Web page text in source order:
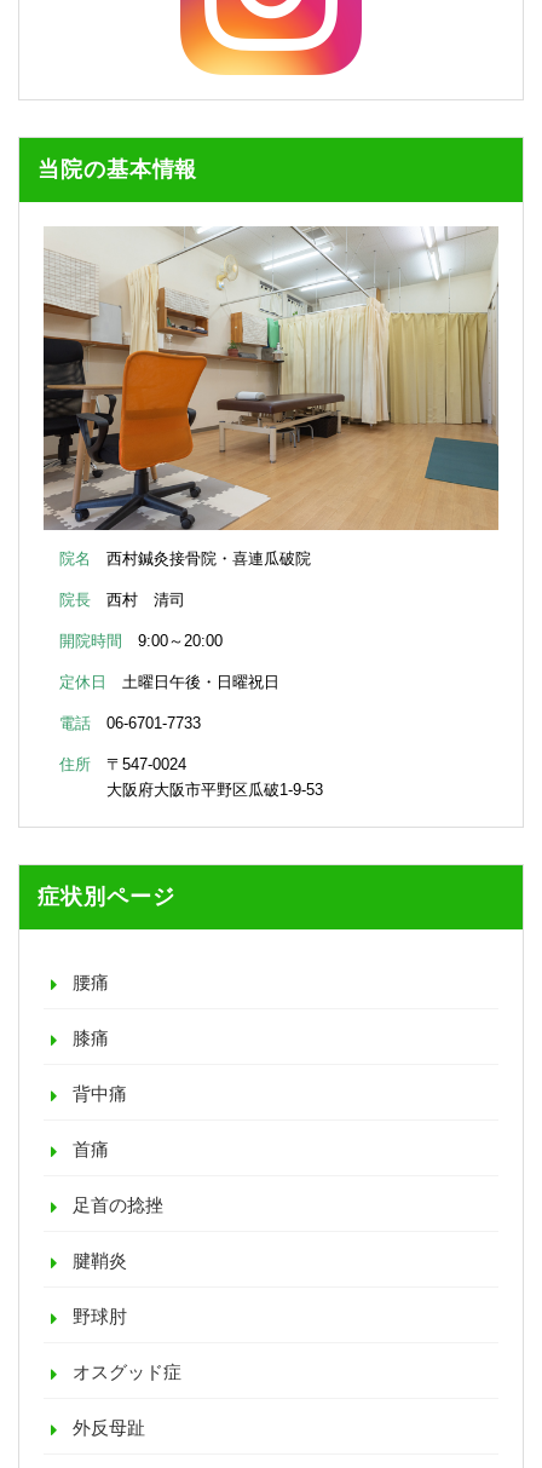
当院の基本情報
院名 西村鍼灸接骨院・喜連瓜破院
院長 西村 清司
開院時間 9:00～20:00
定休日 土曜日午後・日曜祝日
電話 06-6701-7733
住所 〒547-0024
大阪府大阪市平野区瓜破1-9-53
症状別ページ
腰痛
膝痛
背中痛
首痛
足首の捻挫
腱鞘炎
野球肘
オスグッド症
外反母趾